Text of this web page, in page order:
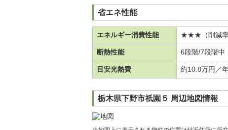
省エネ性能
エネルギー消費性能 ★★★（削減率
断熱性能 6段階/7段階中
目安光熱費 約10.8万円／
栃木県下野市祇園５ 周辺地図情報